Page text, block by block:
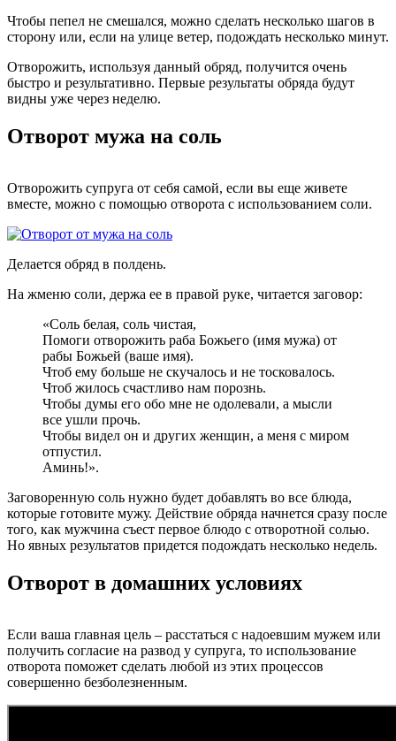
Чтобы пепел не смешался, можно сделать несколько шагов в
сторону или, если на улице ветер, подождать несколько минут.
Отворожить, используя данный обряд, получится очень
быстро и результативно. Первые результаты обряда будут
видны уже через неделю.
Отворот мужа на соль
Отворожить супруга от себя самой, если вы еще живете
вместе, можно с помощью отворота с использованием соли.
Делается обряд в полдень.
На жменю соли, держа ее в правой руке, читается заговор:
«Соль белая, соль чистая,
Помоги отворожить раба Божьего (имя мужа) от
рабы Божьей (ваше имя).
Чтоб ему больше не скучалось и не тосковалось.
Чтоб жилось счастливо нам порознь.
Чтобы думы его обо мне не одолевали, а мысли
все ушли прочь.
Чтобы видел он и других женщин, а меня с миром
отпустил.
Аминь!».
Заговоренную соль нужно будет добавлять во все блюда,
которые готовите мужу. Действие обряда начнется сразу после
того, как мужчина съест первое блюдо с отворотной солью.
Но явных результатов придется подождать несколько недель.
Отворот в домашних условиях
Если ваша главная цель – расстаться с надоевшим мужем или
получить согласие на развод у супруга, то использование
отворота поможет сделать любой из этих процессов
совершенно безболезненным.